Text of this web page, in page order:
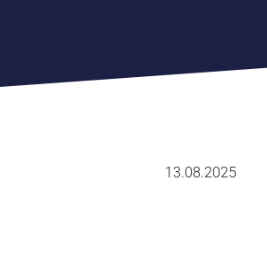
13.08.2025